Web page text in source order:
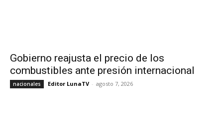
Gobierno reajusta el precio de los
combustibles ante presión internacional
nacionales Editor LunaTV - agosto 7, 2026